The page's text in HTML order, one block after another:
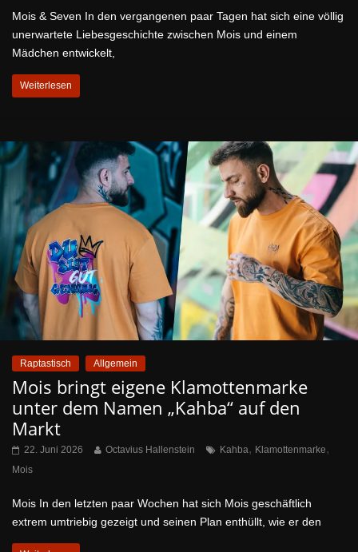
Mois & Seven In den vergangenen paar Tagen hat sich eine völlig
unerwartete Liebesgeschichte zwischen Mois und einem
Mädchen entwickelt,
Weiterlesen
Raptastisch Allgemein
Mois bringt eigene Klamottenmarke
unter dem Namen „Kahba“ auf den
Markt
22. Juni 2026 Octavius Hallenstein Kahba, Klamottenmarke,
Mois
Mois In den letzten paar Wochen hat sich Mois geschäftlich
extrem umtriebig gezeigt und seinen Plan enthüllt, wie er den